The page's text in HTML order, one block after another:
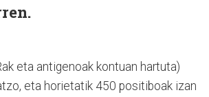
eta antigenoak kontuan hartuta)
eta horietatik 450 positiboak izan